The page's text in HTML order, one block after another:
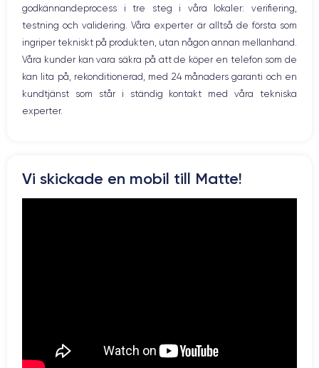
12 Mpx 12 Mpx
Résolution vidéo
4K - 3840 x 2160 px
Recharge rapide
Oui, 25W
Batterie Type de SIM
Pour en savoir plus sur les caractéristiques de ce smartphone,
Prise USB
godkännandeprocess i tre steg i våra lokaler: verifiering,
testning och validering. Våra experter är alltså de första som
ingriper tekniskt på produkten, utan någon annan mellanhand.
Våra kunder kan vara säkra på att de köper en telefon som de
kan lita på, rekonditionerad, med 24 månaders garanti och en
kundtjänst som står i ständig kontakt med våra tekniska
experter.
Vi skickade en mobil till Matte!